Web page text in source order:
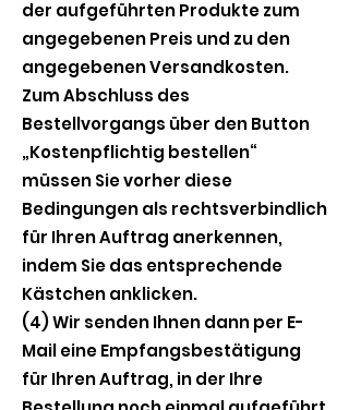
der aufgeführten Produkte zum
angegebenen Preis und zu den
angegebenen Versandkosten.
Zum Abschluss des
Bestellvorgangs über den Button
„Kostenpflichtig bestellen“
müssen Sie vorher diese
Bedingungen als rechtsverbindlich
für Ihren Auftrag anerkennen,
indem Sie das entsprechende
Kästchen anklicken.
(4) Wir senden Ihnen dann per E-
Mail eine Empfangsbestätigung
für Ihren Auftrag, in der Ihre